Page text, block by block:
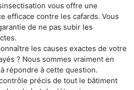
vous offre une
efficace contre les cafards. Vous
de ne pas subir les
les causes exactes de votre
? Nous sommes vraiment en
répondre à cette question.
précis de tout le bâtiment